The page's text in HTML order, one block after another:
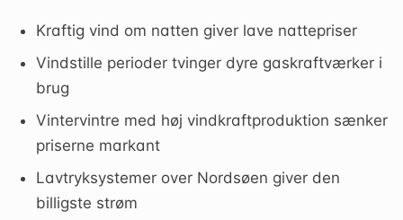
Kraftig vind om natten giver lave nattepriser
Vindstille perioder tvinger dyre gaskraftværker i
brug
Vintervintre med høj vindkraftproduktion sænker
priserne markant
Lavtryksystemer over Nordsøen giver den
billigste strøm